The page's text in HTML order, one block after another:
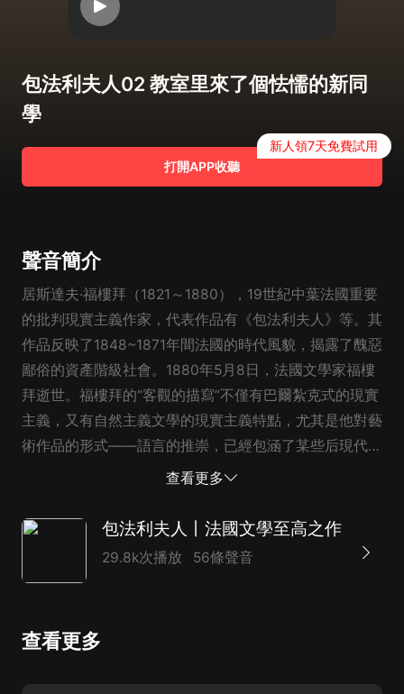
包法利夫人02 教室里來了個怯懦的新同
學
打開APP收聽
新人領7天免費試用
聲音簡介
居斯達夫·福樓拜（1821～1880），19世紀中葉法國重要
的批判現實主義作家，代表作品有《包法利夫人》等。其
作品反映了1848~1871年間法國的時代風貌，揭露了醜惡
鄙俗的資產階級社會。1880年5月8日，法國文學家福樓
拜逝世。福樓拜的“客觀的描寫”不僅有巴爾紮克式的現實
主義，又有自然主義文學的現實主義特點，尤其是他對藝
術作品的形式——語言的推崇，已經包涵了某些后現代意
識。新小說作家極力推崇福樓拜對現實主義的創新，並進
學特有...
查看更多
包法利夫人丨法國文學至高之作
29.8k次播放 56條聲音
查看更多